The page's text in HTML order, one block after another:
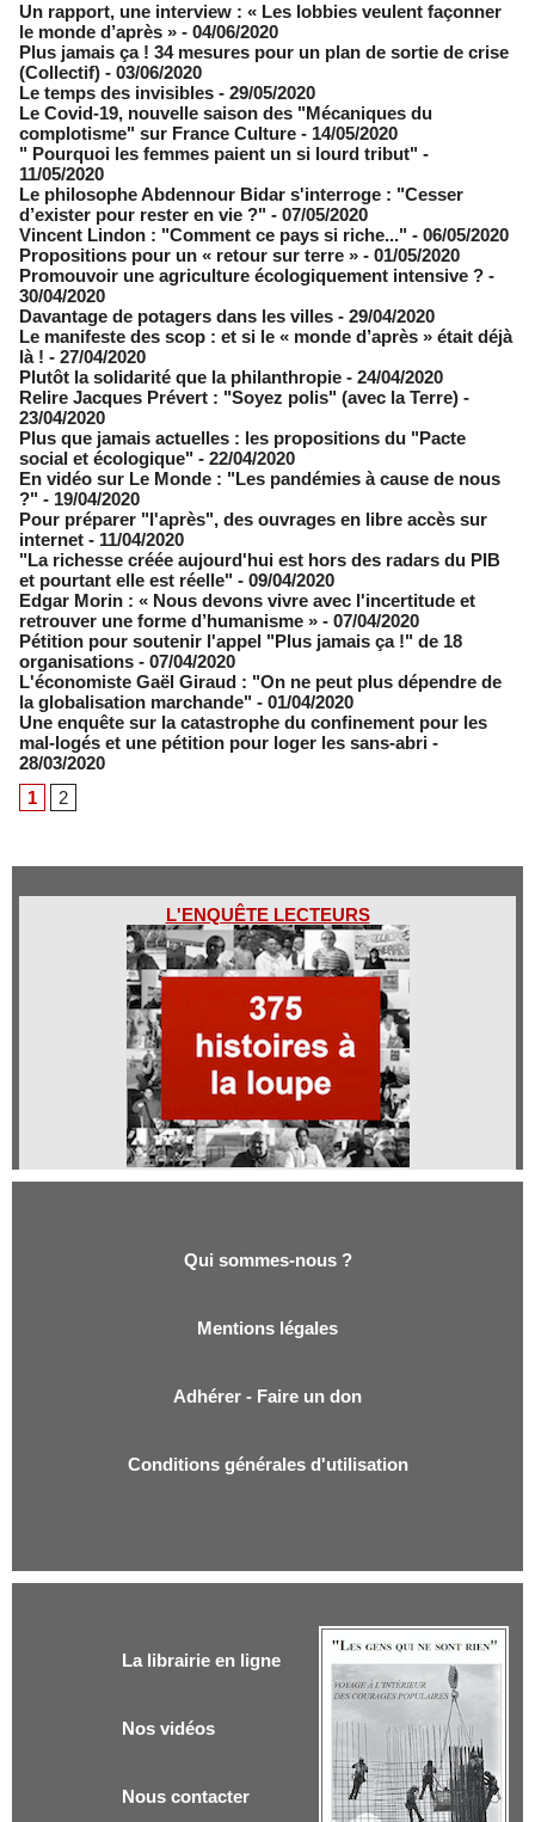
​Un rapport, une interview : « Les lobbies veulent façonner
le monde d’après » - 04/06/2020
Plus jamais ça ! 34 mesures pour un plan de sortie de crise
(Collectif) - 03/06/2020
Le temps des invisibles - 29/05/2020
Le Covid-19, nouvelle saison des "Mécaniques du
complotisme" sur France Culture - 14/05/2020
" Pourquoi les femmes paient un si lourd tribut" -
11/05/2020
Le philosophe Abdennour Bidar s'interroge : "Cesser
d’exister pour rester en vie ?" - 07/05/2020
Vincent Lindon : "Comment ce pays si riche..." - 06/05/2020
Propositions pour un « retour sur terre » - 01/05/2020
Promouvoir une agriculture écologiquement intensive ? -
30/04/2020
Davantage de potagers dans les villes - 29/04/2020
Le manifeste des scop : et si le « monde d’après » était déjà
là ! - 27/04/2020
Plutôt la solidarité que la philanthropie - 24/04/2020
Relire Jacques Prévert : "Soyez polis" (avec la Terre) -
23/04/2020
Plus que jamais actuelles : les propositions du "Pacte
social et écologique" - 22/04/2020
En vidéo sur Le Monde : "Les pandémies à cause de nous
?" - 19/04/2020
Pour préparer "l'après", des ouvrages en libre accès sur
internet - 11/04/2020
"La richesse créée aujourd'hui est hors des radars du PIB
et pourtant elle est réelle" - 09/04/2020
Edgar Morin : ​« Nous devons vivre avec l'incertitude et
retrouver une forme d’humanisme » - 07/04/2020
Pétition pour soutenir l'appel "Plus jamais ça !" de 18
organisations - 07/04/2020
L'économiste Gaël Giraud : "On ne peut plus dépendre de
la globalisation marchande" - 01/04/2020
Une enquête sur la catastrophe du confinement pour les
mal-logés et une pétition pour loger les sans-abri -
28/03/2020
1
2
L'ENQUÊTE LECTEURS
Qui sommes-nous ?
Mentions légales
Adhérer - Faire un don
Conditions générales d'utilisation
La librairie en ligne
Nos vidéos
Nous contacter